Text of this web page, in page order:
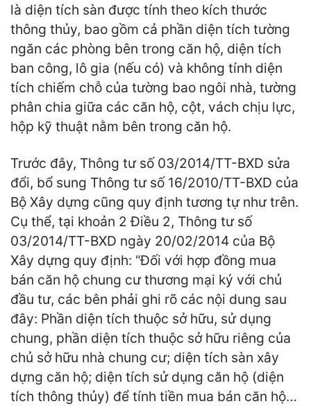
là diện tích sàn được tính theo kích thước
thông thủy, bao gồm cả phần diện tích tường
ngăn các phòng bên trong căn hộ, diện tích
ban công, lô gia (nếu có) và không tính diện
tích chiếm chỗ của tường bao ngôi nhà, tường
phân chia giữa các căn hộ, cột, vách chịu lực,
hộp kỹ thuật nằm bên trong căn hộ.
Trước đây, Thông tư số 03/2014/TT-BXD sửa
đổi, bổ sung Thông tư số 16/2010/TT-BXD của
Bộ Xây dựng cũng quy định tương tự như trên.
Cụ thể, tại khoản 2 Điều 2, Thông tư số
03/2014/TT-BXD ngày 20/02/2014 của Bộ
Xây dựng quy định: “Đối với hợp đồng mua
bán căn hộ chung cư thương mại ký với chủ
đầu tư, các bên phải ghi rõ các nội dung sau
đây: Phần diện tích thuộc sở hữu, sử dụng
chung, phần diện tích thuộc sở hữu riêng của
chủ sở hữu nhà chung cư; diện tích sàn xây
dựng căn hộ; diện tích sử dụng căn hộ (diện
tích thông thủy) để tính tiền mua bán căn hộ…